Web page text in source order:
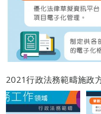
2021行政法務範疇施政